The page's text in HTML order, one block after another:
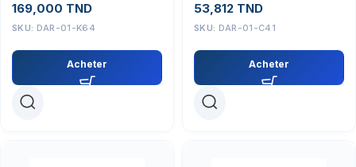
169,000 TND
SKU: DAR-01-K64
Acheter
53,812 TND
SKU: DAR-01-C41
Acheter